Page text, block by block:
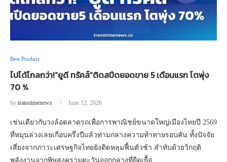
Best Product
ไปได้ไกลกว่า!“ยูดี ทรัคส์”ติดสปีดยอดขาย 5 เดือนแรก โตพุ่ง
70 %
by transtimenews June 12, 2026
เช่นเดียวกับวงล้อตลาดรถเพื่อการพาณิชย์ขนาดใหญ่เมืองไทยปี 2569
ที่หมุนล่วงเลยเกือบครึ่งปีแล้วท่ามกลางความท้าทายรอบคัน ทั้งปัจจัย
เสี่ยงจากภาวะเศรษฐกิจไทยยังติดหลุมฟื้นตัวช้า สำทับด้วยวิกฤติ
พลังงานจากพิษสงครามตะวันออกกลางที่ยืดเยื้อ